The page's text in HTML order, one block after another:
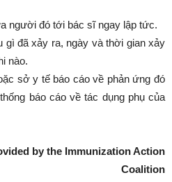
người đó tới bác sĩ ngay lập tức.
gì đã xảy ra, ngày và thời gian xảy
nào.
sở y tế báo cáo về phản ứng đó
báo cáo về tác dụng phụ của
by the Immunization Action
Coalition